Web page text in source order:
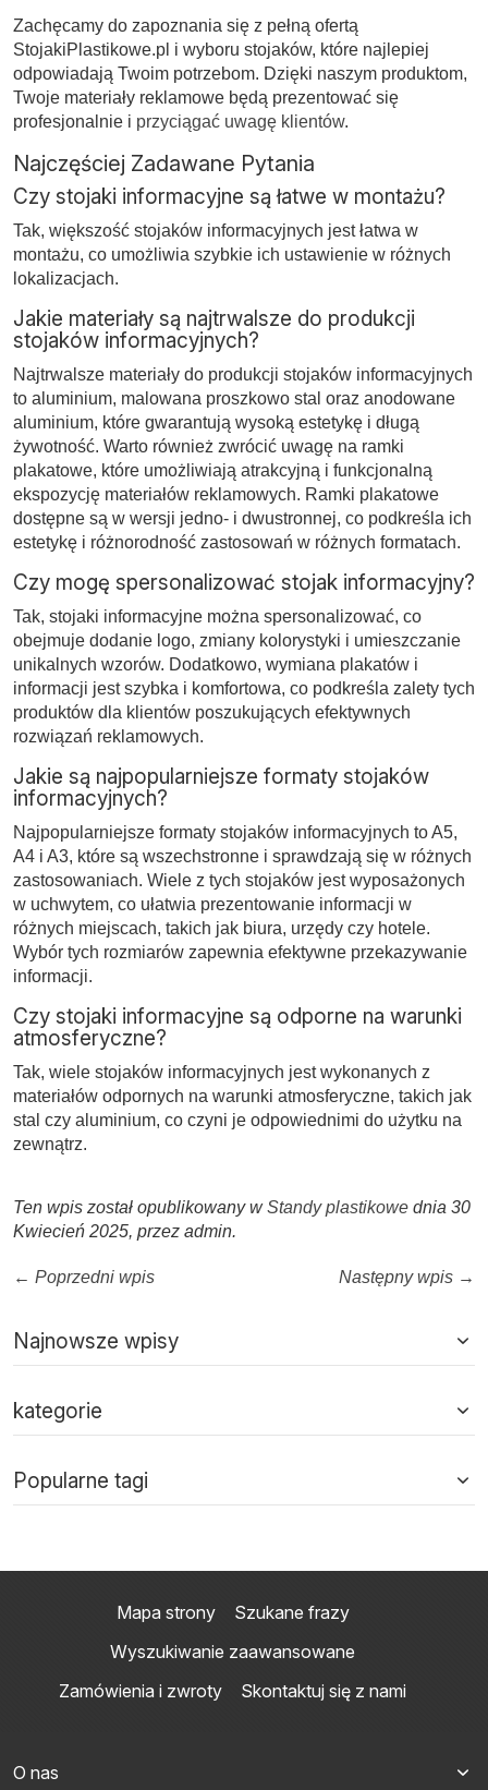
Zachęcamy do zapoznania się z pełną ofertą
StojakiPlastikowe.pl i wyboru stojaków, które najlepiej
odpowiadają Twoim potrzebom. Dzięki naszym produktom,
Twoje materiały reklamowe będą prezentować się
profesjonalnie i przyciągać uwagę klientów.
Najczęściej Zadawane Pytania
Czy stojaki informacyjne są łatwe w montażu?
Tak, większość stojaków informacyjnych jest łatwa w
montażu, co umożliwia szybkie ich ustawienie w różnych
lokalizacjach.
Jakie materiały są najtrwalsze do produkcji
stojaków informacyjnych?
Najtrwalsze materiały do produkcji stojaków informacyjnych
to aluminium, malowana proszkowo stal oraz anodowane
aluminium, które gwarantują wysoką estetykę i długą
żywotność. Warto również zwrócić uwagę na ramki
plakatowe, które umożliwiają atrakcyjną i funkcjonalną
ekspozycję materiałów reklamowych. Ramki plakatowe
dostępne są w wersji jedno- i dwustronnej, co podkreśla ich
estetykę i różnorodność zastosowań w różnych formatach.
Czy mogę spersonalizować stojak informacyjny?
Tak, stojaki informacyjne można spersonalizować, co
obejmuje dodanie logo, zmiany kolorystyki i umieszczanie
unikalnych wzorów. Dodatkowo, wymiana plakatów i
informacji jest szybka i komfortowa, co podkreśla zalety tych
produktów dla klientów poszukujących efektywnych
rozwiązań reklamowych.
Jakie są najpopularniejsze formaty stojaków
informacyjnych?
Najpopularniejsze formaty stojaków informacyjnych to A5,
A4 i A3, które są wszechstronne i sprawdzają się w różnych
zastosowaniach. Wiele z tych stojaków jest wyposażonych
w uchwytem, co ułatwia prezentowanie informacji w
różnych miejscach, takich jak biura, urzędy czy hotele.
Wybór tych rozmiarów zapewnia efektywne przekazywanie
informacji.
Czy stojaki informacyjne są odporne na warunki
atmosferyczne?
Tak, wiele stojaków informacyjnych jest wykonanych z
materiałów odpornych na warunki atmosferyczne, takich jak
stal czy aluminium, co czyni je odpowiednimi do użytku na
zewnątrz.
Ten wpis został opublikowany wStandy plastikowe dnia 30
Kwiecień 2025, przez admin.
← Poprzedni wpis Następny wpis →
Najnowsze wpisy
kategorie
Popularne tagi
Mapa strony
Szukane frazy
Wyszukiwanie zaawansowane
Zamówienia i zwroty
Skontaktuj się z nami
O nas